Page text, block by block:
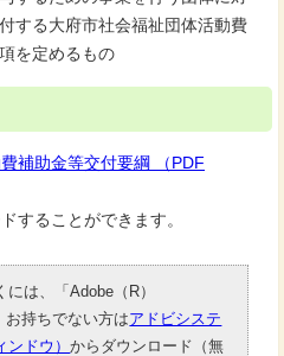
する大府市社会福祉団体活動費
を定めるもの
補助金等交付要綱 （PDF
することができます。
は、「Adobe（R）
お持ちでない方はアドビシステ
ンドウ）からダウンロード（無